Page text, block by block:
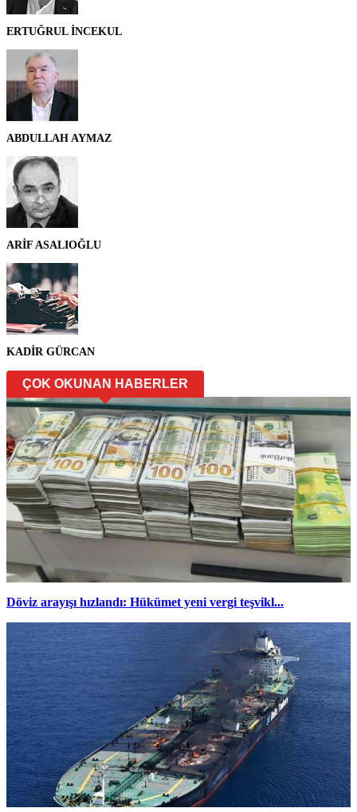
ERTUĞRUL İNCEKUL
ABDULLAH AYMAZ
ARİF ASALIOĞLU
KADİR GÜRCAN
ÇOK OKUNAN HABERLER
Döviz arayışı hızlandı: Hükümet yeni vergi teşvikl...